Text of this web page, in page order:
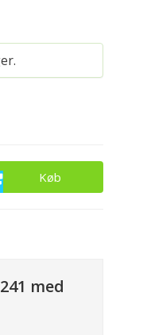
Køb
med